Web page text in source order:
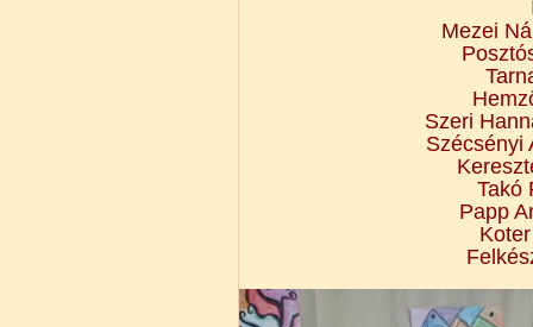
Mezei
Szeri
Szécsényi
Takó
Papp